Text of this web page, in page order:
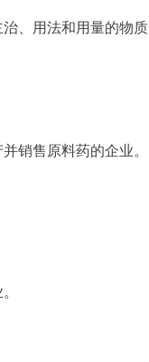
、用法和用量的物质
销售原料药的企业。